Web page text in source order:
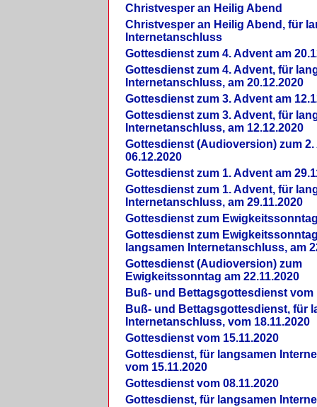
Christvesper an Heilig Abend
Christvesper an Heilig Abend, für
Internetanschluss
Gottesdienst zum 4. Advent am
Gottesdienst zum 4. Advent, für
Internetanschluss, am 20.12.2020
Gottesdienst zum 3. Advent am
Gottesdienst zum 3. Advent, für
Internetanschluss, am 12.12.2020
Gottesdienst (Audioversion) zum 2.
06.12.2020
Gottesdienst zum 1. Advent am
Gottesdienst zum 1. Advent, für
Internetanschluss, am 29.11.2020
Gottesdienst zum
Gottesdienst zum
langsamen Internetanschluss, am
Gottesdienst (Audioversion) zum
Ewigkeitssonntag am 22.11.2020
Buß- und Bettagsgottesdienst vom
Buß- und Bettagsgottesdienst, für
Internetanschluss, vom 18.11.2020
Gottesdienst vom 15.11.2020
Gottesdienst, für langsamen
vom 15.11.2020
Gottesdienst vom 08.11.2020
Gottesdienst, für langsamen